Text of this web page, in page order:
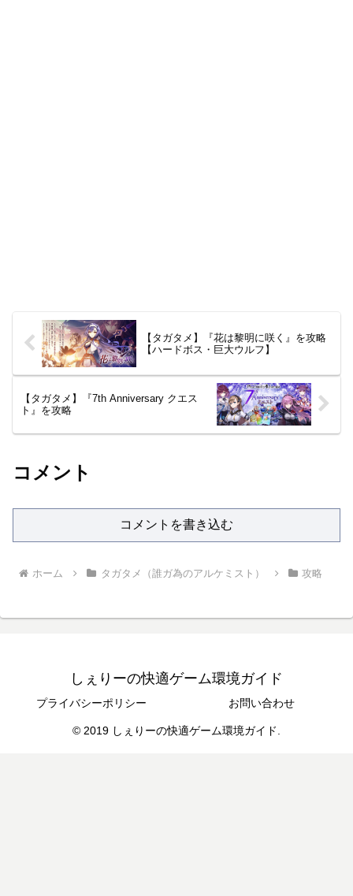
【タガタメ】『花は黎明に咲く』を攻略
【ハードボス・巨大ウルフ】
【タガタメ】『7th Anniversary クエス
ト』を攻略
コメント
コメントを書き込む
ホーム タガタメ（誰ガ為のアルケミスト） 攻略
しぇりーの快適ゲーム環境ガイド
プライバシーポリシー お問い合わせ
© 2019 しぇりーの快適ゲーム環境ガイド.